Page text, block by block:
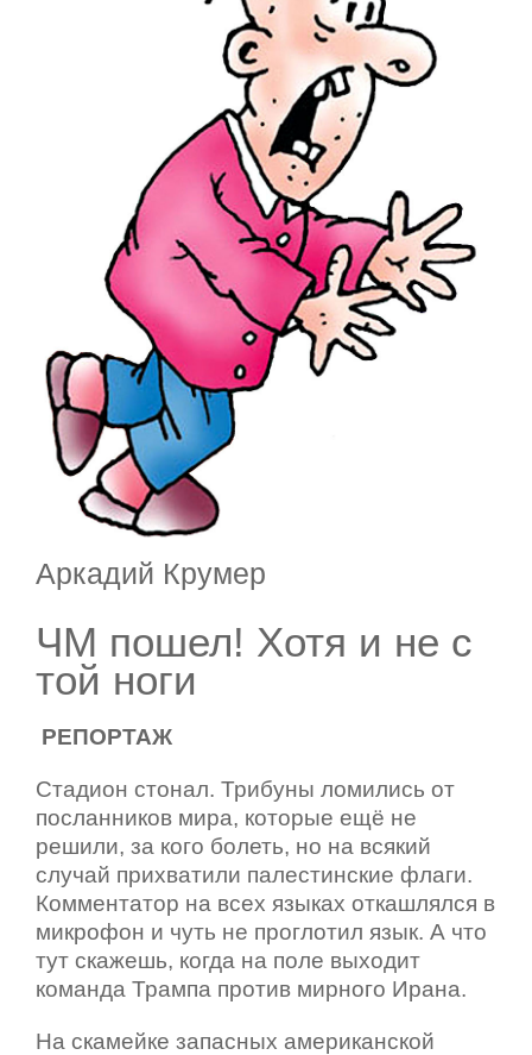
Аркадий Крумер
ЧМ пошел! Хотя и не с
той ноги
РЕПОРТАЖ
Стадион стонал. Трибуны ломились от
посланников мира, которые ещё не
решили, за кого болеть, но на всякий
случай прихватили палестинские флаги.
Комментатор на всех языках откашлялся в
микрофон и чуть не проглотил язык. А что
тут скажешь, когда на поле выходит
команда Трампа против мирного Ирана.
На скамейке запасных американской